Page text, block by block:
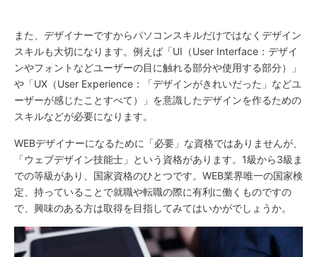
また、デザイナーですからパソコンスキルだけではなくデザイン
スキルも大切になります。例えば「UI（User Interface：デザイ
ンやフォントなどユーザーの目に触れる部分や使用する部分）」
や「UX（User Experience：「デザインがきれいだった」などユ
ーザーが感じたことすべて）」を意識したデザインを作るための
スキルなどが必要になります。
WEBデザイナーになるために「必要」な資格ではありませんが、
「ウェブデザイン技能士」という資格があります。1級から3級ま
での等級があり、国家資格のひとつです。WEB業界唯一の国家検
定、持っていることで就職や転職の際に有利に働くものですの
で、興味のある方は取得を目指してみてはいかがでしょうか。